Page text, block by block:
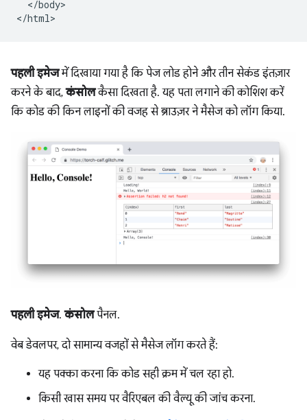
</body>
पहली इमेजमें दिखाया गया है कि पेज लोड होने और तीन सेकंड इंतज़ार
करने के बाद,कंसोलकैसा दिखता है. यह पता लगाने की कोशिश करें
कि कोड की किन लाइनों की वजह से ब्राउज़र ने मैसेज को लॉग किया.
पहली इमेज.कंसोलपैनल.
वेब डेवलपर, दो सामान्य वजहों से मैसेज लॉग करते हैं:
यह पक्का करना कि कोड सही क्रम में चल रहा हो.
किसी खास समय पर वैरिएबल की वैल्यू की जांच करना.